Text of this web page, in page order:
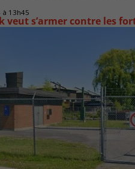
à 13h45
Park veut